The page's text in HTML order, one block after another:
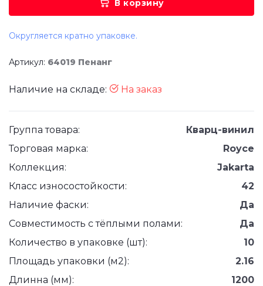
В корзину
Округляется кратно упаковке.
Артикул: 64019 Пенанг
Наличие на складе: На заказ
Группа товара:
Кварц-винил
Торговая марка:
Royce
Коллекция:
Jakarta
Класс износостойкости:
42
Наличие фаски:
Да
Совместимость с тёплыми полами:
Да
Количество в упаковке (шт):
10
Площадь упаковки (м2):
2.16
Длинна (мм):
1200